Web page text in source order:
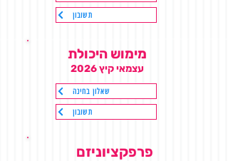
תשובון
מימוש היכולת
עצמאי קיץ 2026
שאלון בחינה
תשובון
פרפקציוניזם